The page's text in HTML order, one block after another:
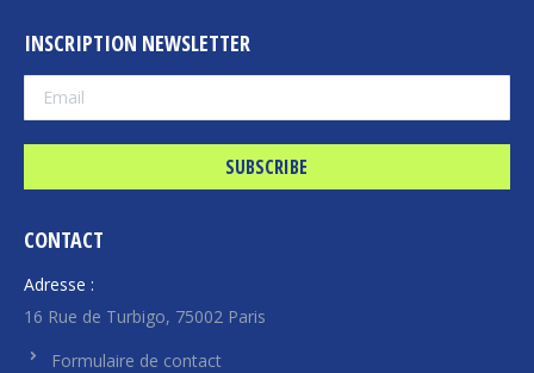
INSCRIPTION NEWSLETTER
CONTACT
Adresse :
16 Rue de Turbigo, 75002 Paris
Formulaire de contact